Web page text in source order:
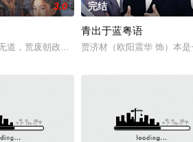
，慘遭兩人狠下毒手。坎坷的她竟然「死而復
3.0
道，荒废朝政，民不聊生。商朝四大名将之一
完结
青出于蓝粤语
贾济材（欧阳震华 饰）本